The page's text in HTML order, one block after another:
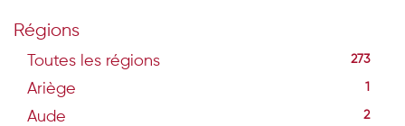
Régions
Toutes les régions 273
Ariège 1
Aude 2